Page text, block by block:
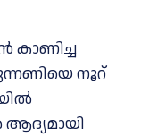
കാണിച്ച
നൂറ്
ആദ്യമായി